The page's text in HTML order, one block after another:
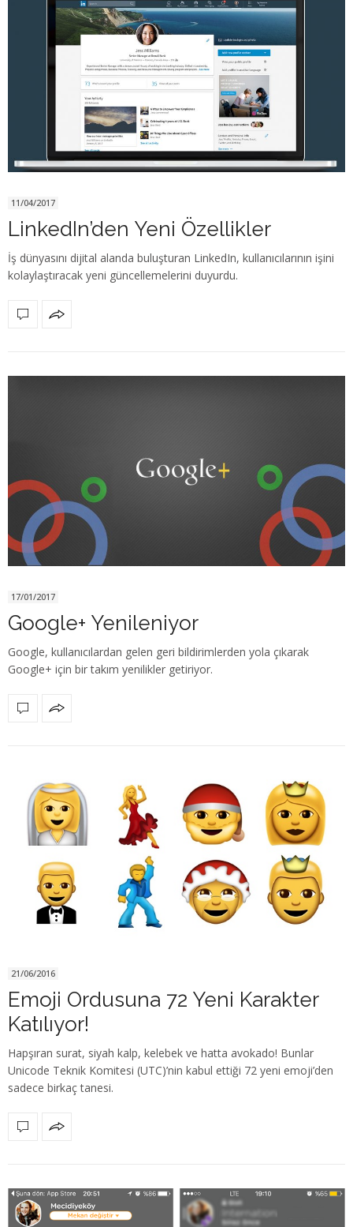
11/04/2017
LinkedIn’den Yeni Özellikler
İş dünyasını dijital alanda buluşturan LinkedIn, kullanıcılarının işini
kolaylaştıracak yeni güncellemelerini duyurdu.
17/01/2017
Google+ Yenileniyor
Google, kullanıcılardan gelen geri bildirimlerden yola çıkarak
Google+ için bir takım yenilikler getiriyor.
21/06/2016
Emoji Ordusuna 72 Yeni Karakter
Katılıyor!
Hapşıran surat, siyah kalp, kelebek ve hatta avokado! Bunlar
Unicode Teknik Komitesi (UTC)’nin kabul ettiği 72 yeni emoji’den
sadece birkaç tanesi.